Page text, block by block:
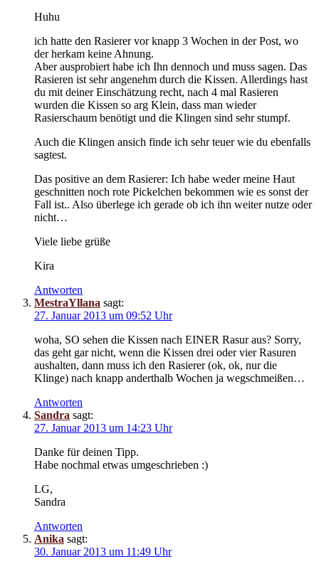
Huhu
ich hatte den Rasierer vor knapp 3 Wochen in der Post, wo
der herkam keine Ahnung.
Aber ausprobiert habe ich Ihn dennoch und muss sagen. Das
Rasieren ist sehr angenehm durch die Kissen. Allerdings hast
du mit deiner Einschätzung recht, nach 4 mal Rasieren
wurden die Kissen so arg Klein, dass man wieder
Rasierschaum benötigt und die Klingen sind sehr stumpf.
Auch die Klingen ansich finde ich sehr teuer wie du ebenfalls
sagtest.
Das positive an dem Rasierer: Ich habe weder meine Haut
geschnitten noch rote Pickelchen bekommen wie es sonst der
Fall ist.. Also überlege ich gerade ob ich ihn weiter nutze oder
nicht…
Viele liebe grüße
Kira
Antworten
MestraYllana sagt:
27. Januar 2013 um 09:52 Uhr
woha, SO sehen die Kissen nach EINER Rasur aus? Sorry,
das geht gar nicht, wenn die Kissen drei oder vier Rasuren
aushalten, dann muss ich den Rasierer (ok, ok, nur die
Klinge) nach knapp anderthalb Wochen ja wegschmeißen…
Antworten
Sandra sagt:
27. Januar 2013 um 14:23 Uhr
Danke für deinen Tipp.
Habe nochmal etwas umgeschrieben :)
LG,
Sandra
Antworten
Anika sagt:
30. Januar 2013 um 11:49 Uhr